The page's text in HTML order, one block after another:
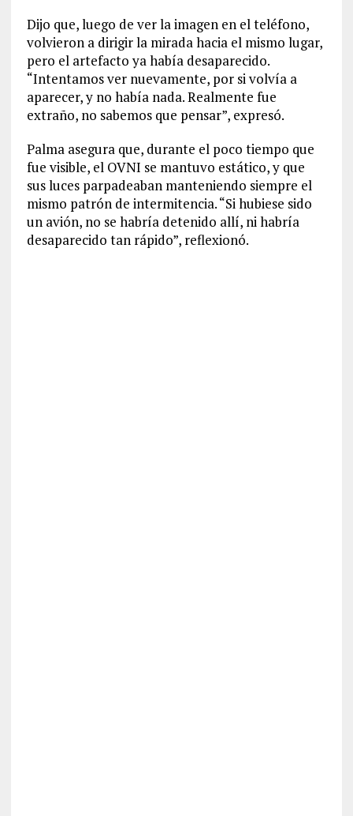
Dijo que, luego de ver la imagen en el teléfono,
volvieron a dirigir la mirada hacia el mismo lugar,
pero el artefacto ya había desaparecido.
“Intentamos ver nuevamente, por si volvía a
aparecer, y no había nada. Realmente fue
extraño, no sabemos que pensar”, expresó.
Palma asegura que, durante el poco tiempo que
fue visible, el OVNI se mantuvo estático, y que
sus luces parpadeaban manteniendo siempre el
mismo patrón de intermitencia. “Si hubiese sido
un avión, no se habría detenido allí, ni habría
desaparecido tan rápido”, reflexionó.